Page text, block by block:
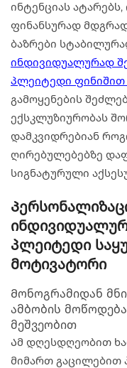
ინტენციას
ფინანსურად
ბაზრები
ინდივიდუალურად
პლეიტედი ფინიშით
გამოყენების
ექსკლუზიურობას
დამკვიდრებიან
ღირებულებებზე
სიგნატურული
პლეიტედი
მოტივატორი
Მონოგრამიდან
ამბობის
მეშვეობით
Ამ დღესდღეობით
მიმართ გაცილებით